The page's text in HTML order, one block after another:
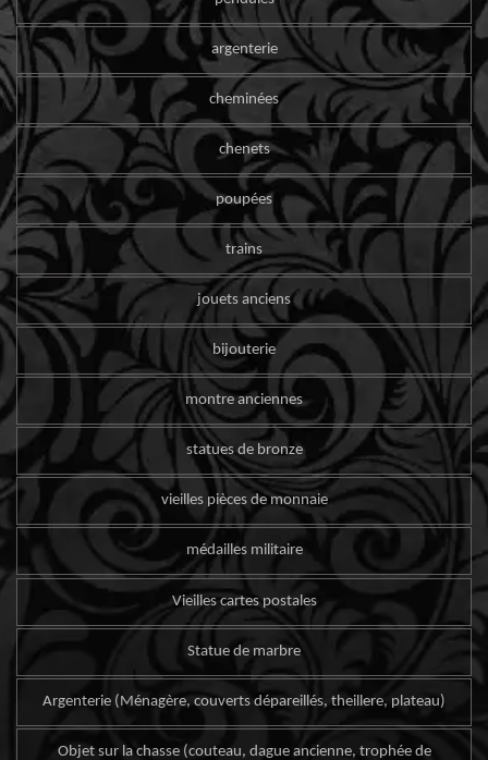
argenterie
cheminées
chenets
poupées
trains
jouets anciens
bijouterie
montre anciennes
statues de bronze
vieilles pièces de monnaie
médailles militaire
Vieilles cartes postales
Statue de marbre
Argenterie (Ménagère, couverts dépareillés, theillere, plateau)
Objet sur la chasse (couteau, dague ancienne, trophée de